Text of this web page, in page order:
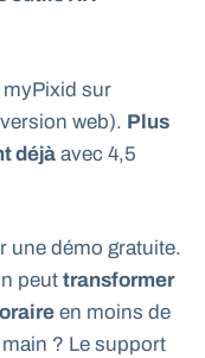
myPixid sur
web). Plus
déjà avec 4,5
une démo gratuite.
peut transformer
en moins de
? Le support